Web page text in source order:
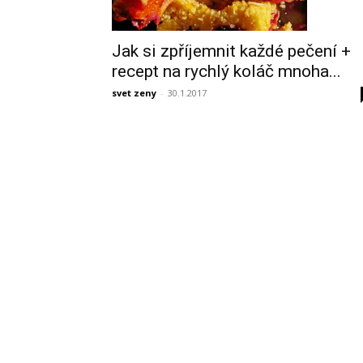
Jak si zpříjemnit každé pečení +
recept na rychlý koláč mnoha...
svet zeny - 30.1.2017